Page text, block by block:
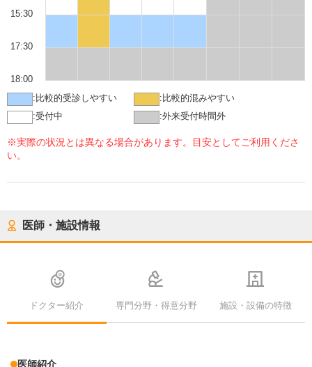
15:30
17:30
18:00
: 比較的受診しやすい : 比較的混みやすい
:受付中 :外来受付時間外
※実際の状況とは異なる場合があります。目安としてご利用くださ
い。
医師・施設情報
ドクター紹介 専門分野・得意分野 施設・設備の特徴
医師紹介